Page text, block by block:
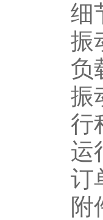
细
振
负
振
行
运
订
附